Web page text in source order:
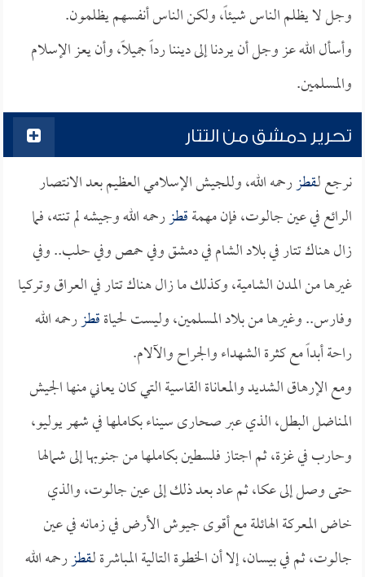
وجل لا يظلم الناس شيئاً، ولكن الناس أنفسهم يظلمون.
وأسأل الله عز وجل أن يردنا إلى ديننا رداً جميلاً، وأن يعز الإسلام
والمسلمين.
تحرير دمشق من التتار
نرجع لـقطزرحمه الله، وللجيش الإسلامي العظيم بعد الانتصار
الرائع في عين جالوت، فإن مهمةقطزرحمه الله وجيشه لم تنته، فما
زال هناك تتار في بلاد الشام في دمشق وفي حمص وفي حلب.. وفي
غيرها من المدن الشامية، وكذلك ما زال هناك تتار في العراق وتركيا
وفارس.. وغيرها من بلاد المسلمين، وليست لحياةقطزرحمه الله
راحة أبداً مع كثرة الشهداء والجراح والآلام.
ومع الإرهاق الشديد والمعاناة القاسية التي كان يعاني منها الجيش
المناضل البطل، الذي عبر صحارى سيناء بكاملها في شهر يوليو،
وحارب في غزة، ثم اجتاز فلسطين بكاملها من جنوبها إلى شمالها
حتى وصل إلى عكا، ثم عاد بعد ذلك إلى عين جالوت، والذي
خاض المعركة الهائلة مع أقوى جيوش الأرض في زمانه في عين
جالوت، ثم في بيسان، إلا أن الخطوة التالية المباشرة لـقطزرحمه الله